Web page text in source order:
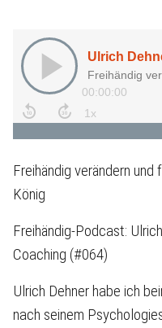
Freihändig verändern
König
Freihändig-Podcast:
Coaching (#064)
Ulrich Dehner habe ich
nach seinem